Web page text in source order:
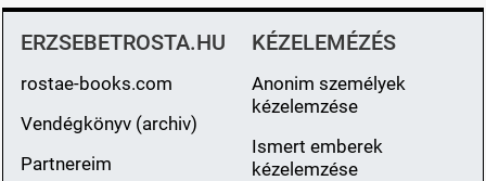
ERZSEBETROSTA.HU
rostae-books.com
Vendégkönyv (archiv)
Partnereim
KÉZELEMÉZÉS
Anonim személyek
kézelemzése
Ismert emberek
kézelemzése